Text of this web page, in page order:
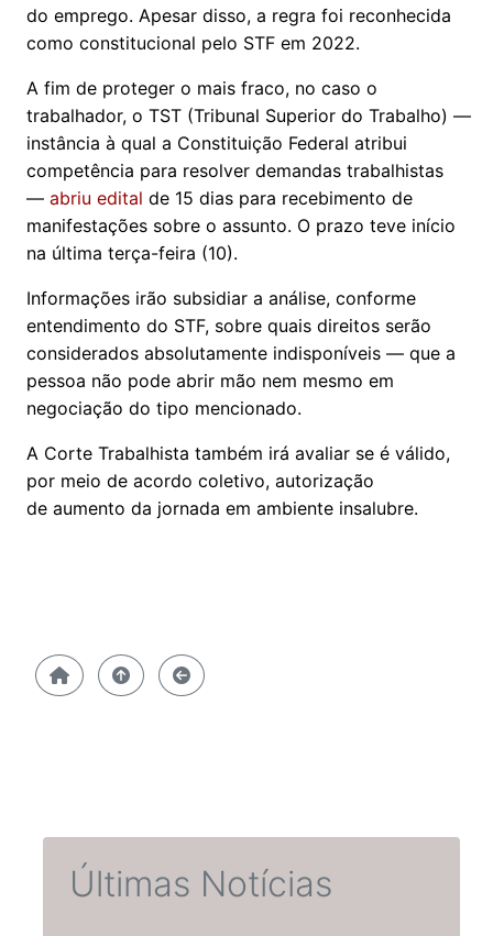
do emprego. Apesar disso, a regra foi reconhecida
como constitucional pelo STF em 2022.
A fim de proteger o mais fraco, no caso o
trabalhador, o TST (Tribunal Superior do Trabalho) —
instância à qual a Constituição Federal atribui
competência para resolver demandas trabalhistas
— abriu edital de 15 dias para recebimento de
manifestações sobre o assunto. O prazo teve início
na última terça-feira (10).
Informações irão subsidiar a análise, conforme
entendimento do STF, sobre quais direitos serão
considerados absolutamente indisponíveis — que a
pessoa não pode abrir mão nem mesmo em
negociação do tipo mencionado.
A Corte Trabalhista também irá avaliar se é válido,
por meio de acordo coletivo, autorização
de aumento da jornada em ambiente insalubre.
Últimas Notícias